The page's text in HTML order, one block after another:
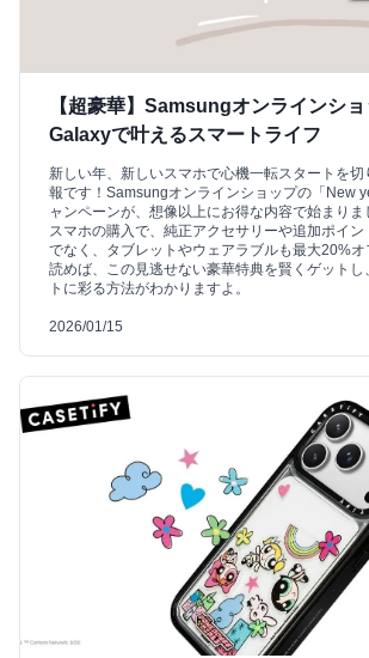
【超豪華】Samsungオンラインショ
Galaxyで叶えるスマートライフ
新しい年、新しいスマホで心機一転スタートを切
報です！Samsungオンラインショップの「New
ャンペーンが、想像以上にお得な内容で始まり
スマホの購入で、純正アクセサリーや追加ポイン
でなく、タブレットやウェアラブルも最大20%
読めば、この見逃せない豪華特典を賢くゲットし
トに彩る方法がわかりますよ。
2026/01/15